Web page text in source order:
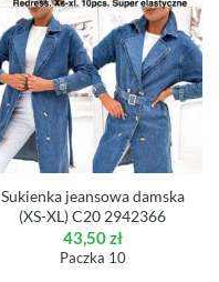
Sukienka jeansowa damska
(XS-XL) C20 2942366
43,50zł
Paczka 10